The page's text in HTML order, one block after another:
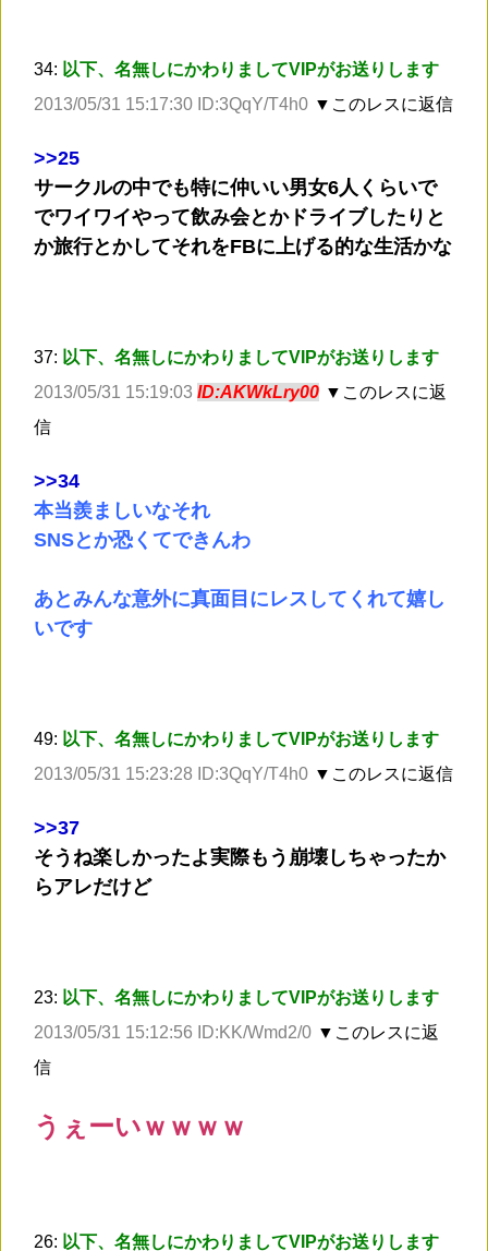
34: 以下、名無しにかわりましてVIPがお送りします
2013/05/31 15:17:30 ID:3QqY/T4h0 ▼このレスに返信
>>25
サークルの中でも特に仲いい男女6人くらいで
でワイワイやって飲み会とかドライブしたりと
か旅行とかしてそれをFBに上げる的な生活かな
37: 以下、名無しにかわりましてVIPがお送りします
2013/05/31 15:19:03 ID:AKWkLry00 ▼このレスに返
信
>>34
本当羨ましいなそれ
SNSとか恐くてできんわ
あとみんな意外に真面目にレスしてくれて嬉し
いです
49: 以下、名無しにかわりましてVIPがお送りします
2013/05/31 15:23:28 ID:3QqY/T4h0 ▼このレスに返信
>>37
そうね楽しかったよ実際もう崩壊しちゃったか
らアレだけど
23: 以下、名無しにかわりましてVIPがお送りします
2013/05/31 15:12:56 ID:KK/Wmd2/0 ▼このレスに返
信
うぇーいｗｗｗｗ
26: 以下、名無しにかわりましてVIPがお送りします